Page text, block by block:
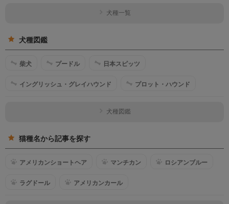
犬種一覧
犬種図鑑
柴犬 プードル 日本スピッツ
イングリッシュ・グレイハウンド プロット・ハウンド
犬種図鑑
猫種名から記事を探す
アメリカンショートヘア マンチカン ロシアンブルー
ラグドール アメリカンカール